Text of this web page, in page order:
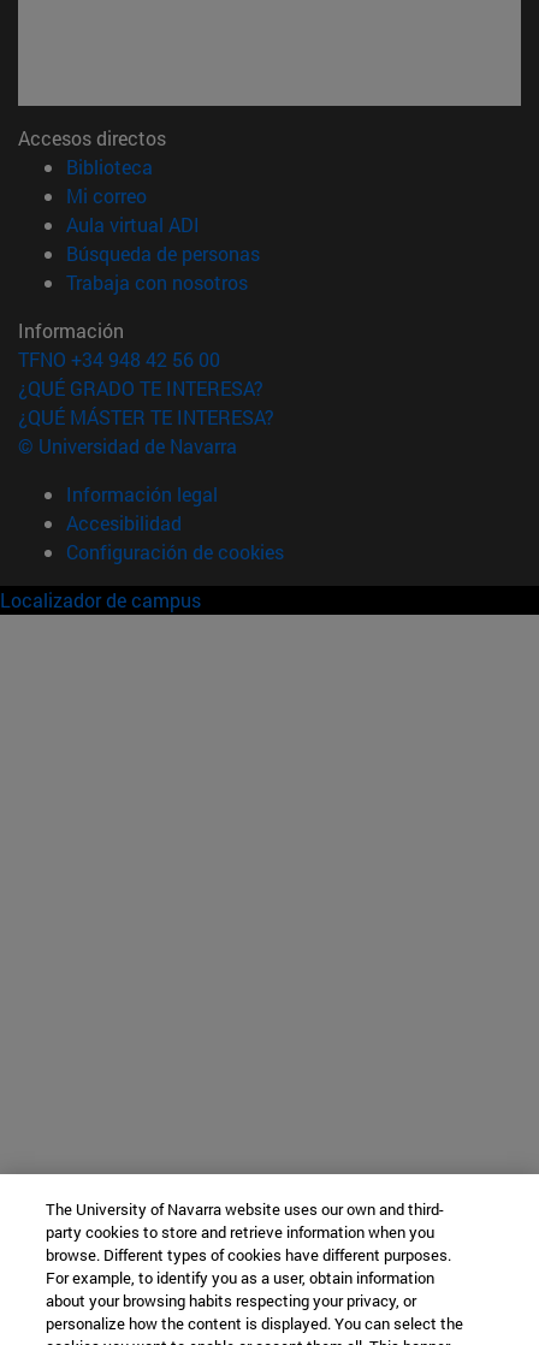
Accesos directos
Biblioteca
Mi correo(abre en nueva ventana)
Aula virtual ADI
Búsqueda de personas(abre en nueva ventana)
Trabaja con nosotros(abre en nueva ventana)
Información
TFNO +34 948 42 56 00
¿QUÉ GRADO TE INTERESA?
¿QUÉ MÁSTER TE INTERESA?
© Universidad de Navarra
Información legal
Accesibilidad
Configuración de cookies
Localizador de campus
The University of Navarra website uses our own and third-
party cookies to store and retrieve information when you
browse. Different types of cookies have different purposes.
For example, to identify you as a user, obtain information
about your browsing habits respecting your privacy, or
personalize how the content is displayed. You can select the